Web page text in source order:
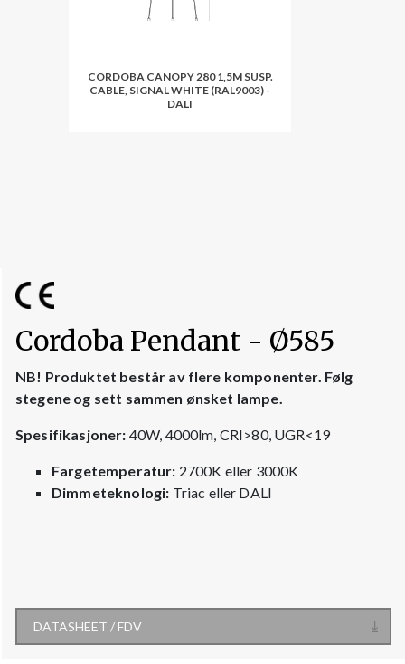
CORDOBA CANOPY 280 1,5M SUSP.
CABLE, SIGNAL WHITE (RAL9003) -
DALI
Cordoba Pendant - Ø585
NB! Produktet består av flere komponenter. Følg
stegene og sett sammen ønsket lampe.
Spesifikasjoner: 40W, 4000lm, CRI>80, UGR<19
Fargetemperatur: 2700K eller 3000K
Dimmeteknologi: Triac eller DALI
DATASHEET / FDV